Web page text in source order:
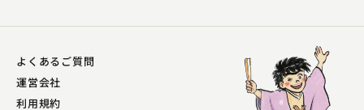
よくあるご質問
運営会社
利用規約